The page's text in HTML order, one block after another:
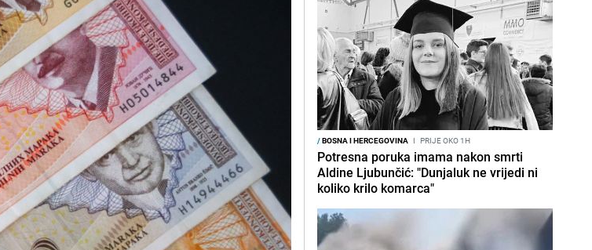
/BOSNA I HERCEGOVINA I PRIJE OKO 1H
Potresna poruka imama nakon smrti
Aldine Ljubunčić: "Dunjaluk ne vrijedi ni
koliko krilo komarca"